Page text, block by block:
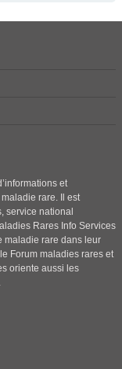
et
rare. Il est
service national
Rares Info Services
maladie rare dans leur
Forum maladies rares et
oriente aussi les